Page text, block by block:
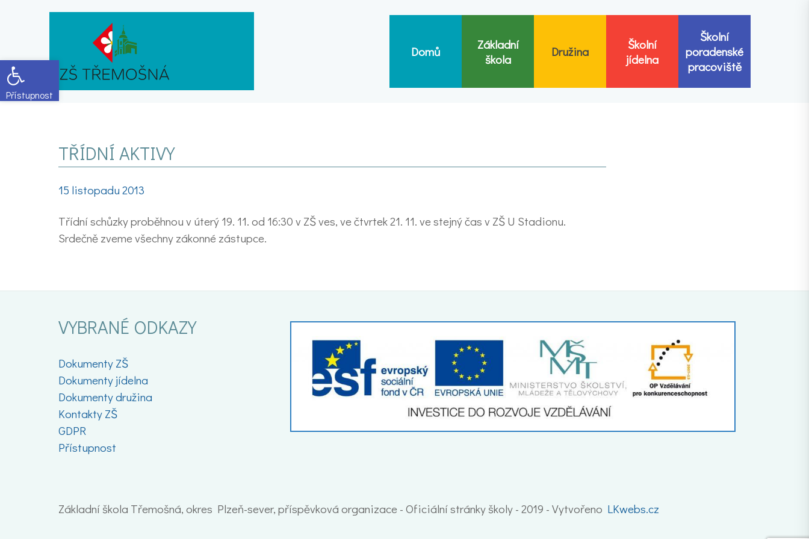
Open toolbar
Domů
Základní
škola
Družina
Školní
jídelna
Školní
poradenské
pracoviště
TŘÍDNÍ AKTIVY
15 listopadu 2013
Třídní schůzky proběhnou v úterý 19. 11. od 16:30 v ZŠ ves, ve čtvrtek 21. 11. ve stejný čas v ZŠ U Stadionu.
Srdečně zveme všechny zákonné zástupce.
VYBRANÉ ODKAZY
Dokumenty ZŠ
Dokumenty jídelna
Dokumenty družina
Kontakty ZŠ
GDPR
Přístupnost
Základní škola Třemošná, okres Plzeň-sever, příspěvková organizace - Oficiální stránky školy - 2019 - Vytvořeno LKwebs.cz